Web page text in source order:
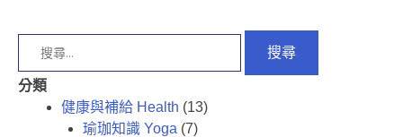
分類
健康與補給 Health (13)
瑜珈知識 Yoga (7)